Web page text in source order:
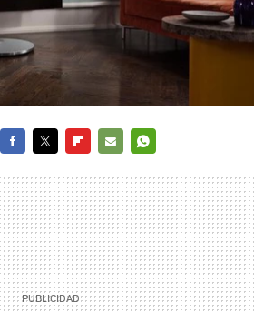
MAIL